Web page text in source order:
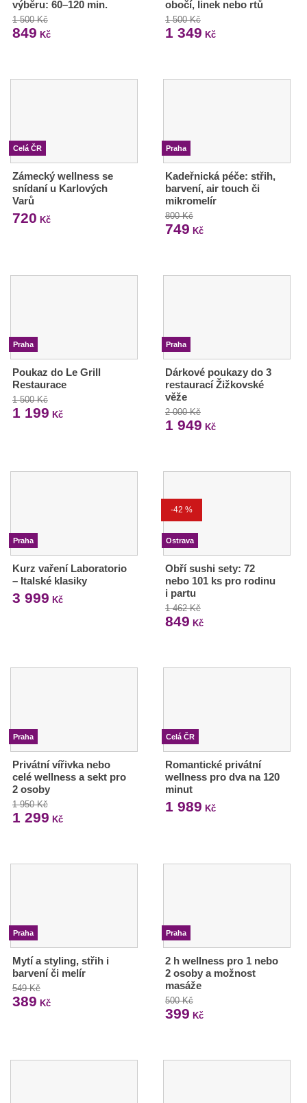
výběru: 60–120 min.
1 500 Kč
849 Kč
obočí, linek nebo rtů
1 500 Kč
1 349 Kč
Celá ČR
Zámecký wellness se
snídaní u Karlových
Varů
720 Kč
Praha
Kadeřnická péče: střih,
barvení, air touch či
mikromelír
800 Kč
749 Kč
Praha
Poukaz do Le Grill
Restaurace
1 500 Kč
1 199 Kč
Praha
Dárkové poukazy do 3
restaurací Žižkovské
věže
2 000 Kč
1 949 Kč
Praha
Kurz vaření Laboratorio
– Italské klasiky
3 999 Kč
-42 %
Ostrava
Obří sushi sety: 72
nebo 101 ks pro rodinu
i partu
1 462 Kč
849 Kč
Praha
Privátní vířivka nebo
celé wellness a sekt pro
2 osoby
1 950 Kč
1 299 Kč
Celá ČR
Romantické privátní
wellness pro dva na 120
minut
1 989 Kč
Praha
Mytí a styling, střih i
barvení či melír
549 Kč
389 Kč
Praha
2 h wellness pro 1 nebo
2 osoby a možnost
masáže
500 Kč
399 Kč